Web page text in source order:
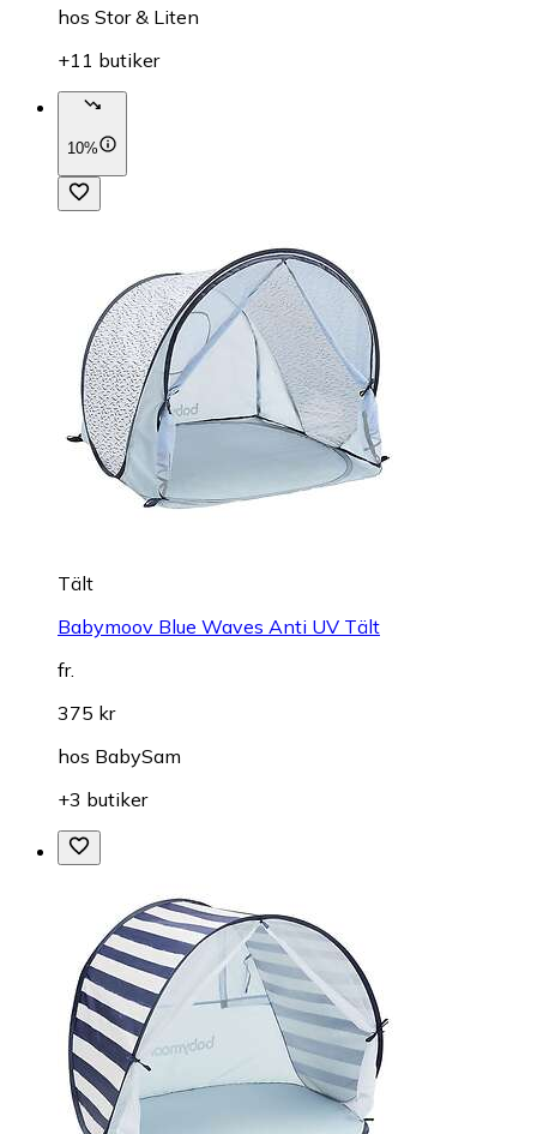
hos Stor & Liten
+11 butiker
10%
Tält
Babymoov Blue Waves Anti UV Tält
fr.
375 kr
hos BabySam
+3 butiker